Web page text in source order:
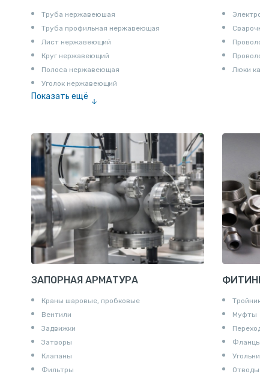
Труба нержавеюшая
Труба профильная нержавеющая
Лист нержавеющий
Круг нержавеющий
Полоса нержавеющая
Уголок нержавеющий
Показать ещё
Люки
ЗАПОРНАЯ АРМАТУРА
Краны шаровые, пробковые
Вентили
Задвижки
Затворы
Клапаны
Фильтры
Муфты
Фланцы
Отводы